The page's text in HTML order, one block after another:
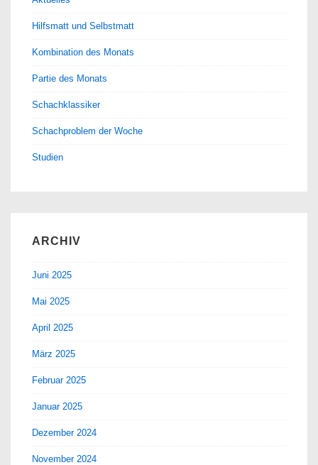
Hilfsmatt und Selbstmatt
Kombination des Monats
Partie des Monats
Schachklassiker
Schachproblem der Woche
Studien
ARCHIV
Juni 2025
Mai 2025
April 2025
März 2025
Februar 2025
Januar 2025
Dezember 2024
November 2024